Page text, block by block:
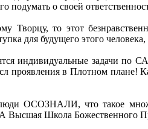
подумать о своей
Творцу, то этот
для будущего этого
индивидуальные задачи
проявления в Плотном плане!
ОСОЗНАЛИ, что такое
Школа Божественного